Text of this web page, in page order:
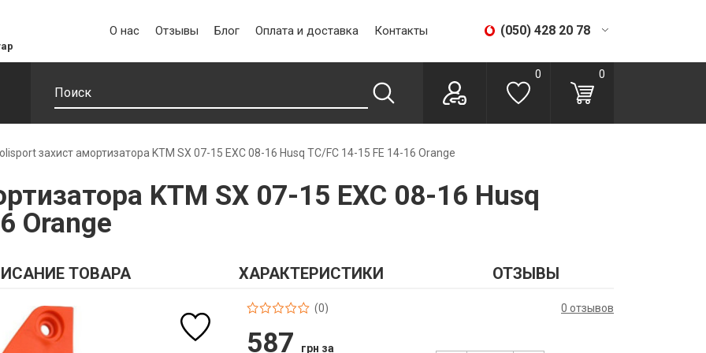
О нас Отзывы Блог Оплата и доставка Контакты (050) 428 20 78
(067) 293 28 56
0 0
захист амортизатора KTM SX 07-15 EXC 08-16 Husq TC/FC 14-15 FE 14-16 Orange
KTM SX 07-15 EXC 08-16 Husq
Orange
ТОВАРА ХАРАКТЕРИСТИКИ ОТЗЫВЫ
(0) 0 отзывов
587
грн за